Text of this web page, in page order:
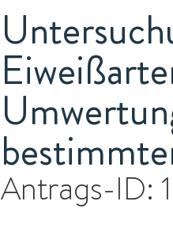
Antrags-ID: